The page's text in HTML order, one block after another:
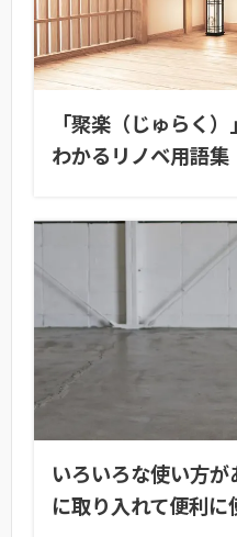
「聚楽（じゅらく
わかるリノベ用語集
いろいろな使い方
に取り入れて便利に